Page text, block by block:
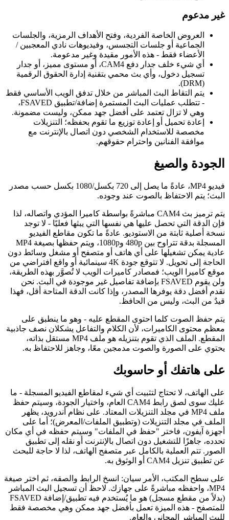
غير مدعوم
العروض الخاصة الفردية، وفتح الأهداف الرمزية، والجلسات
الجماعية أو جلسات التجسس، وفيديوهات نادي المعجبين /
الأعضاء فقط - هذه الأمور مقيدة وغير مدعومة.
أي شيء خلف جدار دفع CAM4، أو مستوى مميز، أو جدار
تسجيل دخول، وأي بث محمي بتقنية إدارة الحقوق الرقمية
(DRM).
يتم التقاط البث المباشر من خلال تدفق الويب الأساسي فقط
- تتطلب عمليات البث المستمرة إضافة/تطبيق FSAVED،
وهي لا تزال تعتمد على أفضل جهد ممكن، وليست مضمونة.
إعادة تحميل أو إعادة توزيع ما تقوم بحفظه؛ التنزيلات
مخصصة للاستخدام الشخصي دون اتصال بالإنترنت مع
موافقة الفنانين واحترام حقوقهم.
الجودة والصيغ
فيديو MP4، عادةً ما يصل إلى 720 بكسل/1080 بكسل حسب مصدر
البث؛ يتم الاحتفاظ بالصوت عند وجوده.
يتم ترميز بث CAM4 مباشرةً بواسطة كاميرا المؤدي واتصاله، لذا
فإن الدقة التي تحصل عليها هي نفسها التي يبثها فعليًا - لا توجد
نسخة أصلية ثابتة من الاستوديو. عادةً ما تكون مقاطع الفيديو
المسجلة بدقة تتراوح بين 480p و1080p، ويتم حفظها بصيغة MP4
عادية يمكن تشغيلها على أي هاتف أو متصفح أو مشغل وسائط دون
الحاجة إلى تحويل. لا تتوقع جودة 4K سينمائية أو واقع افتراضي من
موقع كاميرا الويب؛ فمصادر كاميرات الويب لا تُصوَّر بهذه الطريقة،
ولن يقوم FSAVED بإضافة تفاصيل غير موجودة في البث. نحن
نقدم أفضل دقة يوفرها المصدر، وإذا كانت الدقة المتاحة أقل، فهذا
قيدٌ من البث، وليس من الحافظ.
يتم حفظ الصوت كلما احتوى المقطع عليه - وهو ما ينطبق على
معظم محتوى الكاميرات، لأن الكلام والتفاعل يشكلان نصف جاذبية
المقطع. الملف الذي تقوم بتنزيله هو ملف MP4 مستقل بذاته،
يحتوي على الصورة والصوت مدمجين معًا، وجاهز للاحتفاظ به.
على هاتفك أو حاسوبك
على الهاتف، لا تحتاج لتثبيت أي شيء لمقاطع الفيديو المسجلة - ما
عليك سوى لصق رابط CAM4 العام، واختيار الجودة، وسيتم حفظ
ملف MP4 في مجلد التنزيلات المعتاد. على نظام أندرويد، يظهر
الملف في مجلد التنزيلات (وتطبيق الملفات/المعرض)؛ أما على
أجهزة آيفون، فاختر "حفظ في الملفات" وسيتم حفظه في أي مكان
تحدده، جاهزًا للتشغيل دون اتصال بالإنترنت أو نقله إلى تطبيق
الصور. تتم العملية بالكامل عبر متصفح الهاتف، لذا لا حاجة للبحث
عن تطبيق تنزيل CAM4 أو الوثوق به.
على سطح المكتب، الأمر سيان: انسخ الرابط والصقه، ثم اختر صيغة
MP4، واحفظه مباشرةً على جهازك. لاحظ أن تسجيل البث المباشر
(بدلاً من مقطع مسجل) هو ما يُستخدم فيه تطبيق/إضافة FSAVED
للمتصفح - هذه الميزة تعمل بأفضل جهد ممكن وهي مخصصة فقط
للبث المباشر المجاني والعام.